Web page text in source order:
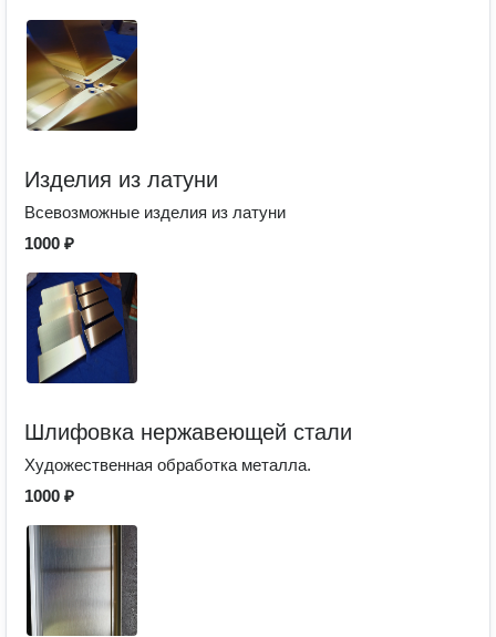
Изделия из латуни
Всевозможные изделия из латуни
1000 ₽
Шлифовка нержавеющей стали
Художественная обработка металла.
1000 ₽